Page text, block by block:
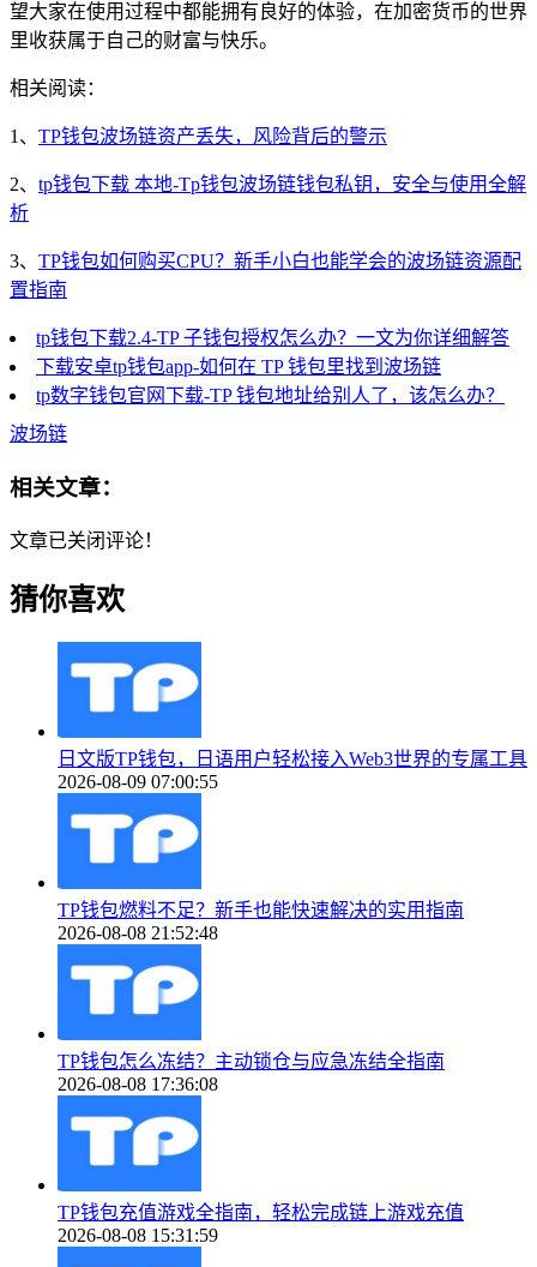
望大家在使用过程中都能拥有良好的体验，在加密货币的世界
里收获属于自己的财富与快乐。
相关阅读：
1、 TP钱包波场链资产丢失，风险背后的警示
2、 tp钱包下载 本地-Tp钱包波场链钱包私钥，安全与使用全解
析
3、 TP钱包如何购买CPU？新手小白也能学会的波场链资源配
置指南
tp钱包下载2.4-TP 子钱包授权怎么办？一文为你详细解答
下载安卓tp钱包app-如何在 TP 钱包里找到波场链
tp数字钱包官网下载-TP 钱包地址给别人了，该怎么办？
波场链
相关文章：
文章已关闭评论！
猜你喜欢
日文版TP钱包，日语用户轻松接入Web3世界的专属工具
2026-08-09 07:00:55
TP钱包燃料不足？新手也能快速解决的实用指南
2026-08-08 21:52:48
TP钱包怎么冻结？主动锁仓与应急冻结全指南
2026-08-08 17:36:08
TP钱包充值游戏全指南，轻松完成链上游戏充值
2026-08-08 15:31:59